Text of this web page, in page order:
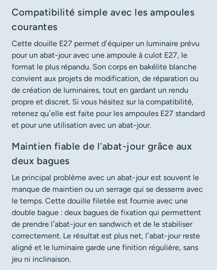
Compatibilité simple avec les ampoules
courantes
Cette douille E27 permet d’équiper un luminaire prévu
pour un abat-jour avec une ampoule à culot E27, le
format le plus répandu. Son corps en bakélite blanche
convient aux projets de modification, de réparation ou
de création de luminaires, tout en gardant un rendu
propre et discret. Si vous hésitez sur la compatibilité,
retenez qu’elle est faite pour les ampoules E27 standard
et pour une utilisation avec un abat-jour.
Maintien fiable de l’abat-jour grâce aux
deux bagues
Le principal problème avec un abat-jour est souvent le
manque de maintien ou un serrage qui se desserre avec
le temps. Cette douille filetée est fournie avec une
double bague : deux bagues de fixation qui permettent
de prendre l’abat-jour en sandwich et de le stabiliser
correctement. Le résultat est plus net, l’abat-jour reste
aligné et le luminaire garde une finition régulière, sans
jeu ni inclinaison.